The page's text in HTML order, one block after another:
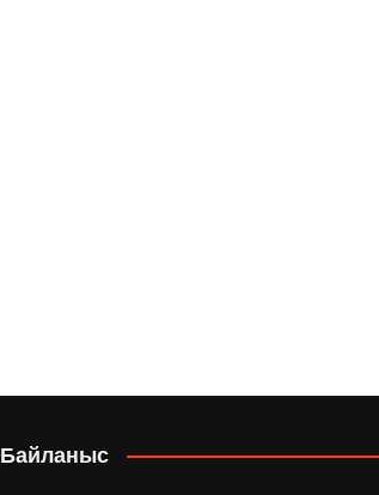
Байланыс